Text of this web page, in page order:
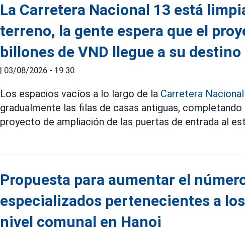
La Carretera Nacional 13 está
terreno, la gente espera que el
billones de VND llegue a su destino
| 03/08/2026 - 19:30
Los espacios vacíos a lo largo de la Carretera
gradualmente las filas de casas antiguas,
proyecto de ampliación de las puertas de entrada al
Propuesta para aumentar el
especializados pertenecientes a
nivel comunal en Hanoi